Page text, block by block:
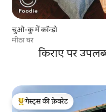
चुओ-कु में कॉन्डो
मीठा घर
किराए पर
गेस्ट्स का टॉप फ़ेवरेट
गेस्ट्स की फ़ेवरेट